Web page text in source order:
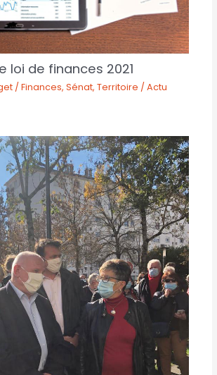
loi de finances 2021
/ Finances,Sénat,Territoire / Actu